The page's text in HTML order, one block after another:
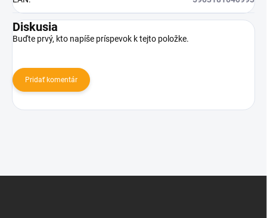
Diskusia
Buďte prvý, kto napíše príspevok k tejto položke.
Pridať komentár